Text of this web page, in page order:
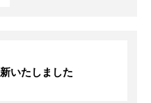
ンジニア
いたしました